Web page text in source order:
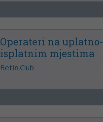
Operateri na uplatno-
isplatnim mjestima
BetIn.Club